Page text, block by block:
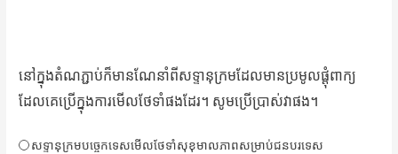
នៅក្នុងតំណភ្ជាប់ក៏មានណែនាំពីសទ្ទានុក្រមដែលមានប្រមូលផ្ដុំពាក្យ
ដែលគេប្រើក្នុងការមើលថែទាំផងដែរ។ សូមប្រើប្រាស់វាផង។
〇សទ្ទានុក្រមបច្ចេកទេសមើលថែទាំសុខុមាលភាពសម្រាប់ជនបរទេស